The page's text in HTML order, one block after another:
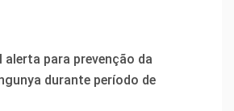
alerta para prevenção da
durante período de